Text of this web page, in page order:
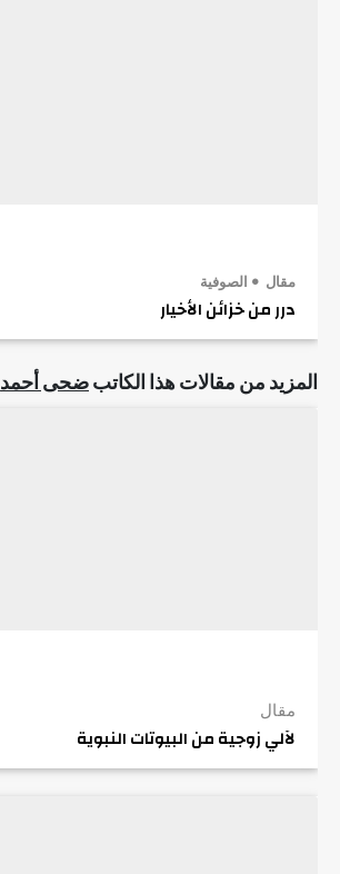
مقال الصوفية
درر من خزائن الأخيار
المزيد من مقالات هذا الكاتبضحى أحمد
مقال
لآلي زوجية من البيوتات النبوية